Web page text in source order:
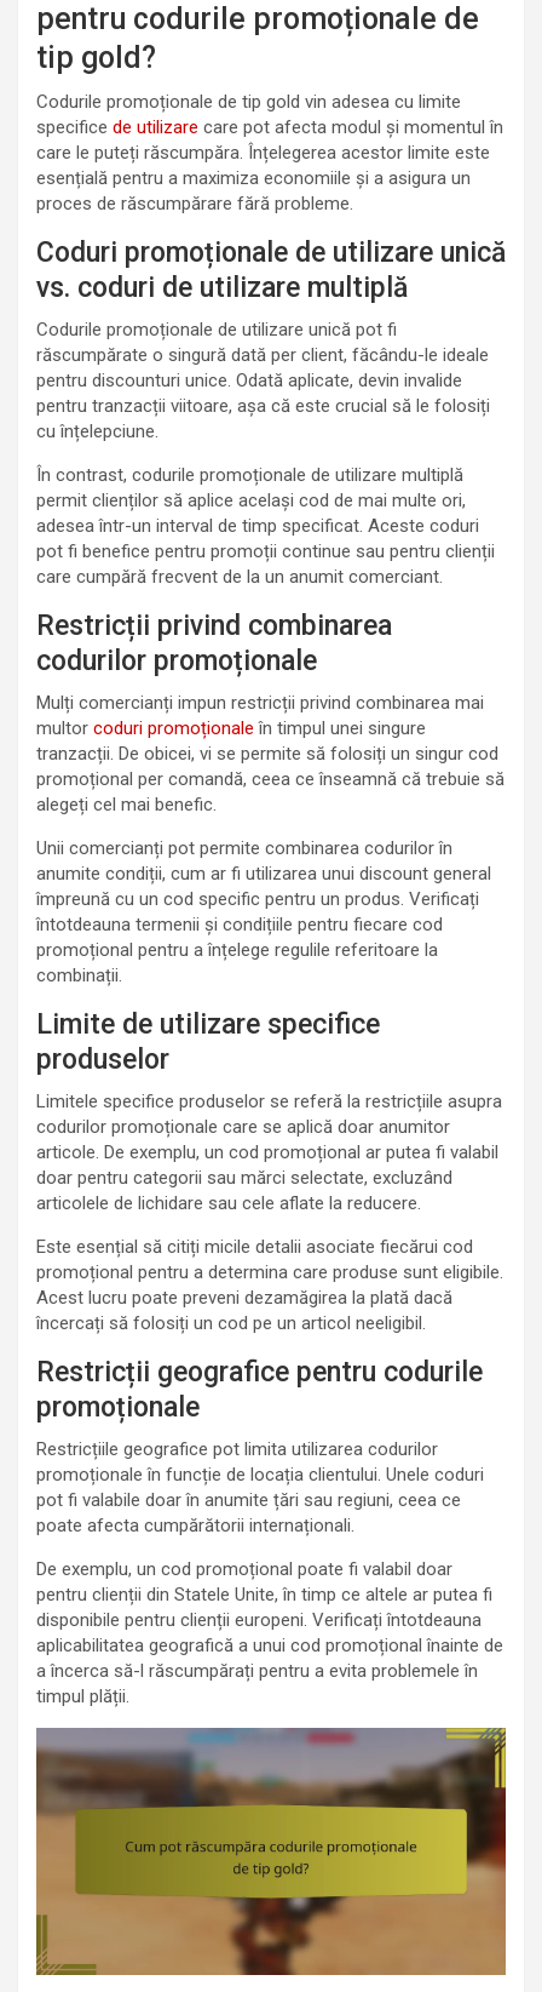
pentru codurile promoționale de
tip gold?
Codurile promoționale de tip gold vin adesea cu limite
specifice de utilizare care pot afecta modul și momentul în
care le puteți răscumpăra. Înțelegerea acestor limite este
esențială pentru a maximiza economiile și a asigura un
proces de răscumpărare fără probleme.
Coduri promoționale de utilizare unică
vs. coduri de utilizare multiplă
Codurile promoționale de utilizare unică pot fi
răscumpărate o singură dată per client, făcându-le ideale
pentru discounturi unice. Odată aplicate, devin invalide
pentru tranzacții viitoare, așa că este crucial să le folosiți
cu înțelepciune.
În contrast, codurile promoționale de utilizare multiplă
permit clienților să aplice același cod de mai multe ori,
adesea într-un interval de timp specificat. Aceste coduri
pot fi benefice pentru promoții continue sau pentru clienții
care cumpără frecvent de la un anumit comerciant.
Restricții privind combinarea
codurilor promoționale
Mulți comercianți impun restricții privind combinarea mai
multor coduri promoționale în timpul unei singure
tranzacții. De obicei, vi se permite să folosiți un singur cod
promoțional per comandă, ceea ce înseamnă că trebuie să
alegeți cel mai benefic.
Unii comercianți pot permite combinarea codurilor în
anumite condiții, cum ar fi utilizarea unui discount general
împreună cu un cod specific pentru un produs. Verificați
întotdeauna termenii și condițiile pentru fiecare cod
promoțional pentru a înțelege regulile referitoare la
combinații.
Limite de utilizare specifice
produselor
Limitele specifice produselor se referă la restricțiile asupra
codurilor promoționale care se aplică doar anumitor
articole. De exemplu, un cod promoțional ar putea fi valabil
doar pentru categorii sau mărci selectate, excluzând
articolele de lichidare sau cele aflate la reducere.
Este esențial să citiți micile detalii asociate fiecărui cod
promoțional pentru a determina care produse sunt eligibile.
Acest lucru poate preveni dezamăgirea la plată dacă
încercați să folosiți un cod pe un articol neeligibil.
Restricții geografice pentru codurile
promoționale
Restricțiile geografice pot limita utilizarea codurilor
promoționale în funcție de locația clientului. Unele coduri
pot fi valabile doar în anumite țări sau regiuni, ceea ce
poate afecta cumpărătorii internaționali.
De exemplu, un cod promoțional poate fi valabil doar
pentru clienții din Statele Unite, în timp ce altele ar putea fi
disponibile pentru clienții europeni. Verificați întotdeauna
aplicabilitatea geografică a unui cod promoțional înainte de
a încerca să-l răscumpărați pentru a evita problemele în
timpul plății.